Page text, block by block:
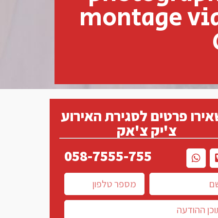
montage
פרטים לסגירת האירוע
צ'יק צ'אק
058-7555-755